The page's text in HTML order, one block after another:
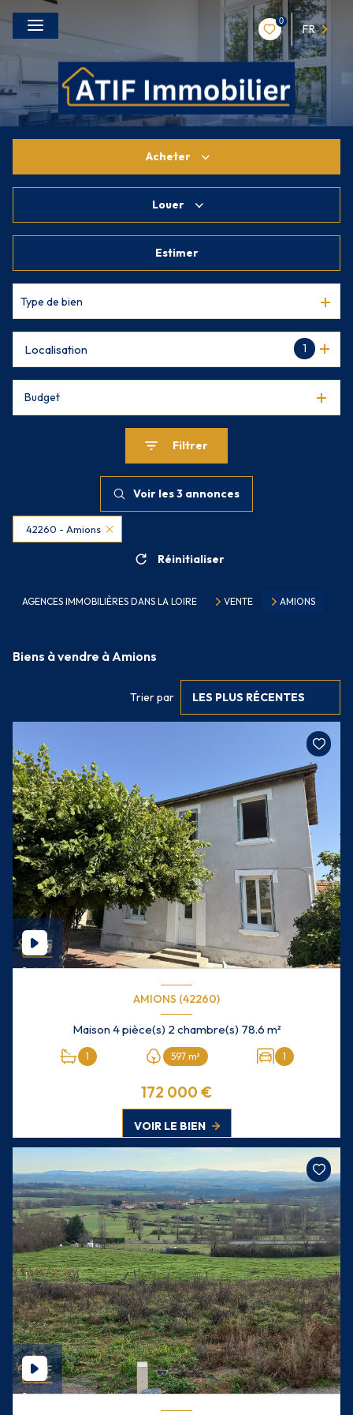
0
FR
Acheter
Louer
Estimer
Type de bien
1
Localisation
Budget
Filtrer
Voir les3 annonces
42260 - Amions
Réinitialiser
AGENCES IMMOBILIÈRES DANS LA LOIRE VENTE AMIONS
Biens à vendre à Amions
Trier par LES PLUS RÉCENTES
AMIONS (42260)
Maison 4 pièce(s) 2 chambre(s) 78.6 m²
1 597 m² 1
172 000 €
VOIR LE BIEN